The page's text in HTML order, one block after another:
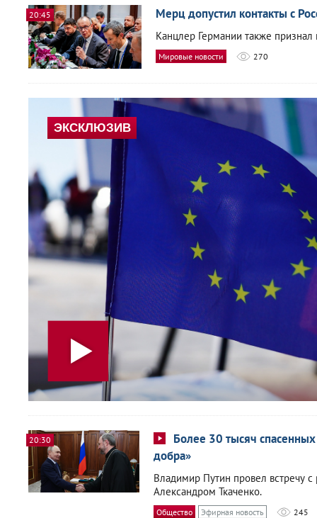
20:45 Мерц допустил контакты с
Канцлер Германии также
Мировые новости 270
20:30
Более 30 тысяч
добра»
Владимир Путин провел встречу
Александром Ткаченко.
Общество Эфирная новость 245